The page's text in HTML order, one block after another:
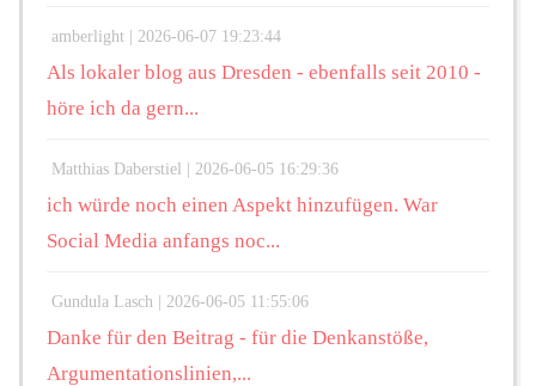
amberlight | 2026-06-07 19:23:44
Als lokaler blog aus Dresden - ebenfalls seit 2010 -
höre ich da gern...
Matthias Daberstiel | 2026-06-05 16:29:36
ich würde noch einen Aspekt hinzufügen. War
Social Media anfangs noc...
Gundula Lasch | 2026-06-05 11:55:06
Danke für den Beitrag - für die Denkanstöße,
Argumentationslinien,...